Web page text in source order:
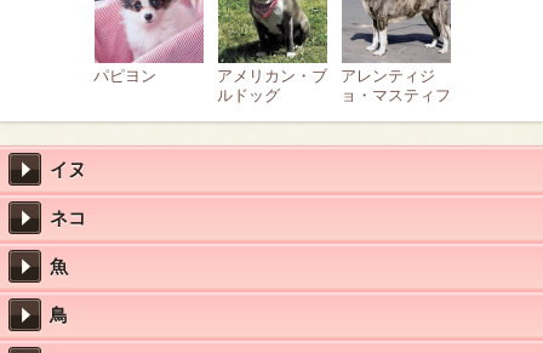
パピヨン
アメリカン・ブ
ルドッグ
アレンティジ
ョ・マスティフ
イヌ
ネコ
魚
鳥